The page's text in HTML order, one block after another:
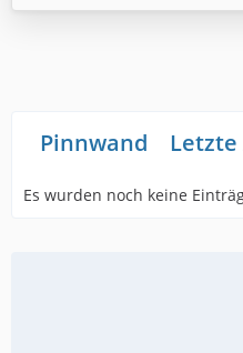
Pinnwand
Es wurden noch keine